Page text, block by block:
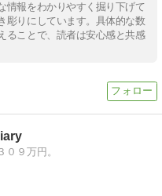
情報をわかりやすく掘り下げて
彫りにしています。具体的な数
ることで、読者は安心感と共感
０９万円。